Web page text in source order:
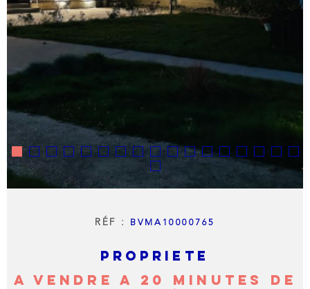
RÉF : BVMA10000765
PROPRIETE
A VENDRE A 20 MINUTES DE